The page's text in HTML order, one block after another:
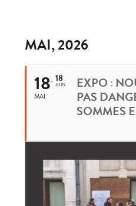
MAI, 2026
18
MAI
18
JUIN
EXPO :
PAS
SOMMES